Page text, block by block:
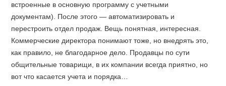
встроенные в основную программу с учетными
документам). После этого — автоматизировать и
перестроить отдел продаж. Вещь понятная, интересная.
Коммерческие директора понимают тоже, но внедрять это,
как правило, не благодарное дело. Продавцы по сути
общительные товарищи, в их компании всегда приятно, но
вот что касается учета и порядка…